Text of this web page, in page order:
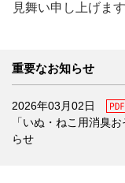
見舞い申し上げま
重要なお知らせ
2026年03月02日
「いぬ・ねこ用消臭
らせ